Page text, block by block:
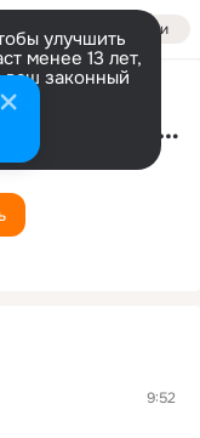
Войти
улучшить
менее 13 лет,
законный
Aeronaut Neon (Original Mix)
9:52